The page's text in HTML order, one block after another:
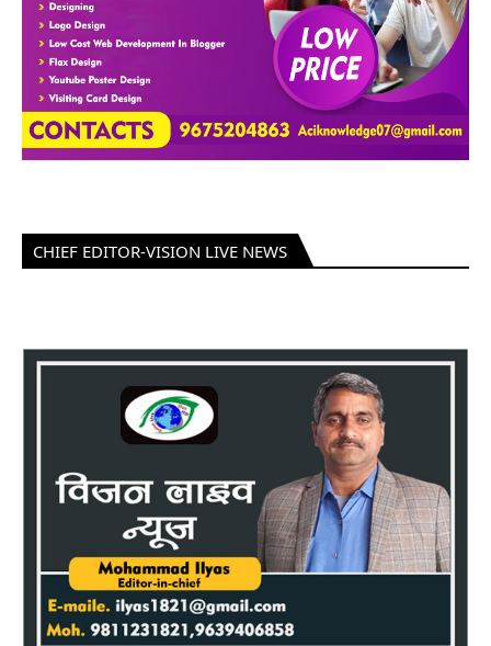
CHIEF EDITOR-VISION LIVE NEWS